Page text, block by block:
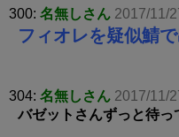
300: 名無しさん 2017/11/
フィオレを疑似鯖
304: 名無しさん 2017/11/
バゼットさんずっと待っ